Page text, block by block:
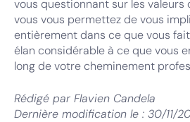
vous questionnant sur les valeurs
vous vous permettez de vous
entièrement dans ce que vous
élan considérable à ce que vous
long de votre cheminement
Rédigé par Flavien Candela
Dernière modification le : 30/11/